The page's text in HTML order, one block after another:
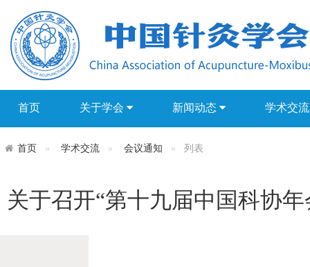
首页 关于学会 新闻动态 学术交
首页 学术交流 会议通知 列表
关于召开“第十九届中国科协